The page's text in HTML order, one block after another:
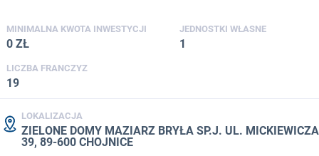
MINIMALNA KWOTA INWESTYCJI
0 ZŁ
JEDNOSTKI WŁASNE
1
LICZBA FRANCZYZ
19
LOKALIZACJA
ZIELONE DOMY MAZIARZ BRYŁA SP.J. UL. MICKIEWICZA
39, 89-600 CHOJNICE